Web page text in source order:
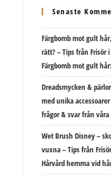
Senaste
Färgbomb mot gult
rätt? – Tips från Frisör
Färgbomb mot gult
Dreadsmycken &
med unika
frågor & svar från
Wet Brush Disney –
vuxna – Tips från
Hårvård hemma vid